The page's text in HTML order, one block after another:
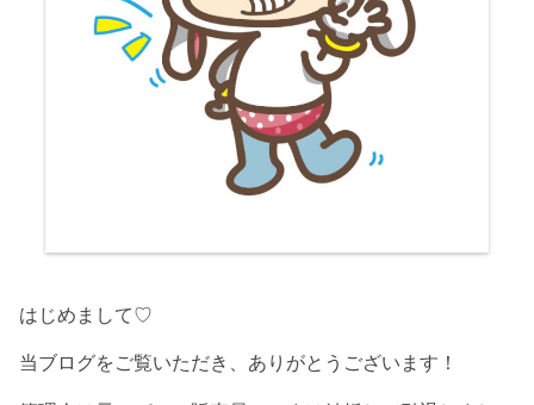
はじめまして♡
当ブログをご覧いただき、ありがとうございます！